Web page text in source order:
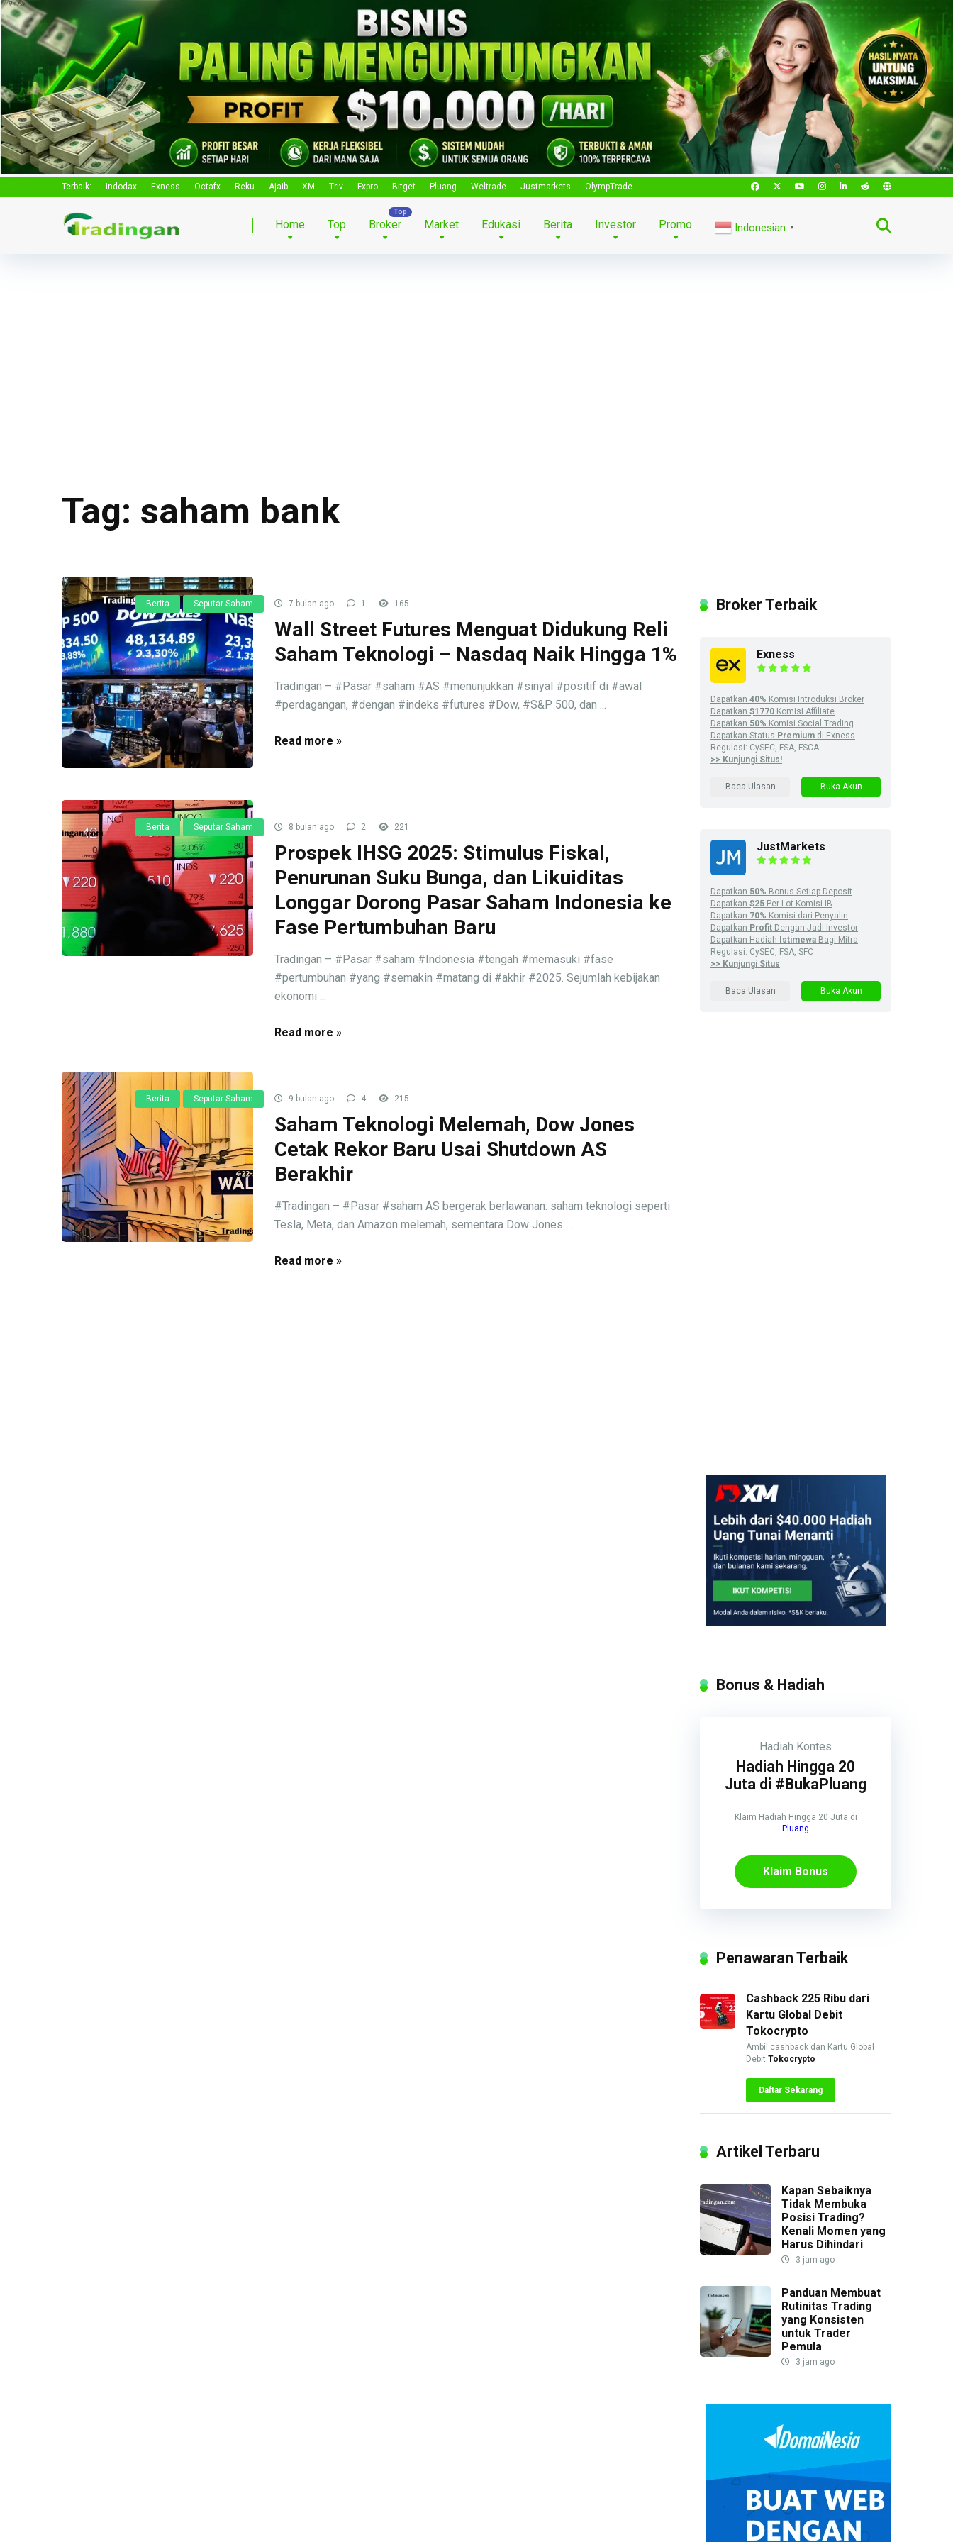
Terbaik: Indodax Exness Octafx Reku Ajaib XM Triv Fxpro Bitget Pluang Weltrade Justmarkets OlympTrade
Home Top Broker Market Edukasi Berita Investor Promo Indonesian ▼
Tag: saham bank
Berita Seputar Saham 7 bulan ago 1 165
Wall Street Futures Menguat Didukung Reli
Saham Teknologi – Nasdaq Naik Hingga 1%
Tradingan – #Pasar #saham #AS #menunjukkan #sinyal #positif di #awal
#perdagangan, #dengan #indeks #futures #Dow, #S&P 500, dan ...
Read more »
Berita Seputar Saham 8 bulan ago 2 221
Prospek IHSG 2025: Stimulus Fiskal,
Penurunan Suku Bunga, dan Likuiditas
Longgar Dorong Pasar Saham Indonesia ke
Fase Pertumbuhan Baru
Tradingan – #Pasar #saham #Indonesia #tengah #memasuki #fase
#pertumbuhan #yang #semakin #matang di #akhir #2025. Sejumlah kebijakan
ekonomi ...
Read more »
Berita Seputar Saham 9 bulan ago 4 215
Saham Teknologi Melemah, Dow Jones
Cetak Rekor Baru Usai Shutdown AS
Berakhir
#Tradingan – #Pasar #saham AS bergerak berlawanan: saham teknologi seperti
Tesla, Meta, dan Amazon melemah, sementara Dow Jones ...
Read more »
Broker Terbaik
Exness
Dapatkan 40% Komisi Introduksi Broker
Dapatkan $1770 Komisi Affiliate
Dapatkan 50% Komisi Social Trading
Dapatkan Status Premium di Exness
Regulasi: CySEC, FSA, FSCA
>> Kunjungi Situs!
Baca Ulasan Buka Akun
JustMarkets
Dapatkan 50% Bonus Setiap Deposit
Dapatkan $25 Per Lot Komisi IB
Dapatkan 70% Komisi dari Penyalin
Dapatkan Profit Dengan Jadi Investor
Dapatkan Hadiah Istimewa Bagi Mitra
Regulasi: CySEC, FSA, SFC
>> Kunjungi Situs
Baca Ulasan Buka Akun
Bonus & Hadiah
Hadiah Kontes
Hadiah Hingga 20
Juta di #BukaPluang
Klaim Hadiah Hingga 20 Juta di
Pluang
Klaim Bonus
Penawaran Terbaik
Cashback 225 Ribu dari
Kartu Global Debit
Tokocrypto
Ambil cashback dan Kartu Global
Debit Tokocrypto
Daftar Sekarang
Artikel Terbaru
Kapan Sebaiknya
Tidak Membuka
Posisi Trading?
Kenali Momen yang
Harus Dihindari
3 jam ago
Panduan Membuat
Rutinitas Trading
yang Konsisten
untuk Trader
Pemula
3 jam ago